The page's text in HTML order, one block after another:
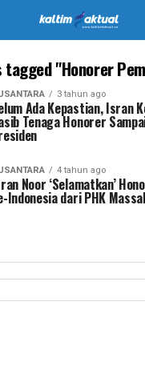
"Honorer
3 tahun ago
Ada Kepastian, Isran
Tenaga Honorer
4 tahun ago
Noor ‘Selamatkan’
Indonesia dari PHK Massal